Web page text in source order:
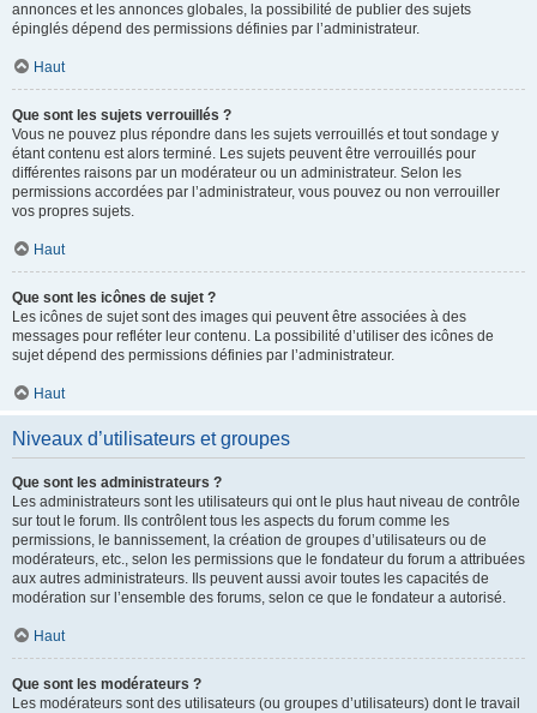
annonces et les annonces globales, la possibilité de publier des sujets
épinglés dépend des permissions définies par l’administrateur.
Haut
Que sont les sujets verrouillés ?
Vous ne pouvez plus répondre dans les sujets verrouillés et tout sondage y
étant contenu est alors terminé. Les sujets peuvent être verrouillés pour
différentes raisons par un modérateur ou un administrateur. Selon les
permissions accordées par l’administrateur, vous pouvez ou non verrouiller
vos propres sujets.
Haut
Que sont les icônes de sujet ?
Les icônes de sujet sont des images qui peuvent être associées à des
messages pour refléter leur contenu. La possibilité d’utiliser des icônes de
sujet dépend des permissions définies par l’administrateur.
Haut
Niveaux d’utilisateurs et groupes
Que sont les administrateurs ?
Les administrateurs sont les utilisateurs qui ont le plus haut niveau de contrôle
sur tout le forum. Ils contrôlent tous les aspects du forum comme les
permissions, le bannissement, la création de groupes d’utilisateurs ou de
modérateurs, etc., selon les permissions que le fondateur du forum a attribuées
aux autres administrateurs. Ils peuvent aussi avoir toutes les capacités de
modération sur l’ensemble des forums, selon ce que le fondateur a autorisé.
Haut
Que sont les modérateurs ?
Les modérateurs sont des utilisateurs (ou groupes d’utilisateurs) dont le travail